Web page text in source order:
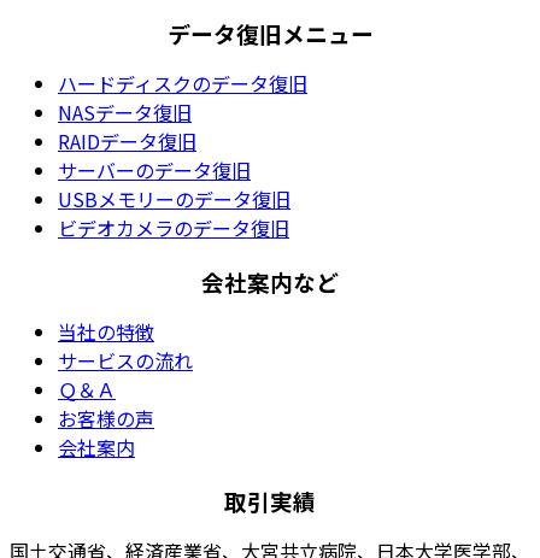
データ復旧メニュー
ハードディスクのデータ復旧
NASデータ復旧
RAIDデータ復旧
サーバーのデータ復旧
USBメモリーのデータ復旧
ビデオカメラのデータ復旧
会社案内など
当社の特徴
サービスの流れ
Ｑ＆Ａ
お客様の声
会社案内
取引実績
国土交通省、経済産業省、大宮共立病院、日本大学医学部、